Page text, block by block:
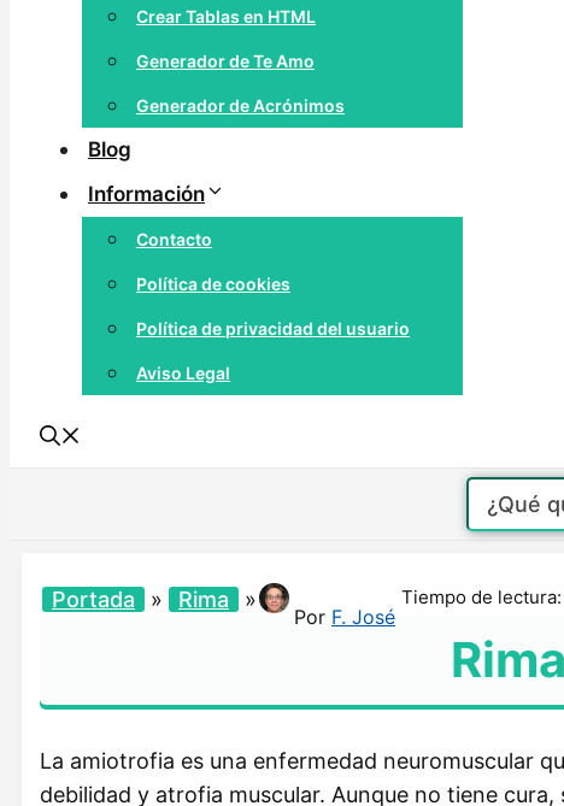
Crear Tablas en HTML
Generador de Te Amo
Generador de Acrónimos
Blog
Información
Contacto
Política de cookies
Política de privacidad del usuario
Aviso Legal
Portada » Rima »
Por F. José
Tiempo de lectura:
La amiotrofia es una enfermedad neuromuscular
debilidad y atrofia muscular. Aunque no tiene